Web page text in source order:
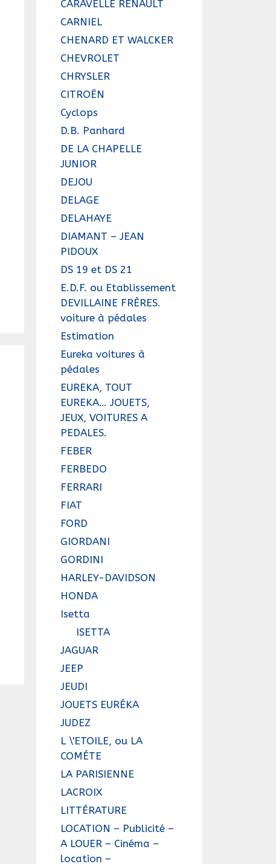
CARAVELLE RENAULT
CARNIEL
CHENARD ET WALCKER
CHEVROLET
CHRYSLER
CITROËN
Cyclops
D.B. Panhard
DE LA CHAPELLE
JUNIOR
DEJOU
DELAGE
DELAHAYE
DIAMANT – JEAN
PIDOUX
DS 19 et DS 21
E.D.F. ou Etablissement
DEVILLAINE FRÈRES.
voiture à pédales
Estimation
Eureka voitures à
pédales
EUREKA, TOUT
EUREKA… JOUETS,
JEUX, VOITURES A
PEDALES.
FEBER
FERBEDO
FERRARI
FIAT
FORD
GIORDANI
GORDINI
HARLEY-DAVIDSON
HONDA
Isetta
ISETTA
JAGUAR
JEEP
JEUDI
JOUETS EURÉKA
JUDEZ
L \'ETOILE, ou LA
COMÉTE
LA PARISIENNE
LACROIX
LITTÉRATURE
LOCATION – Publicité –
A LOUER – Cinéma –
location –